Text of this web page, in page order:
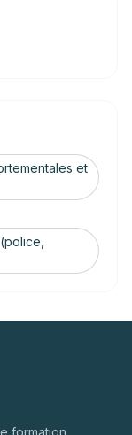
et
formation.